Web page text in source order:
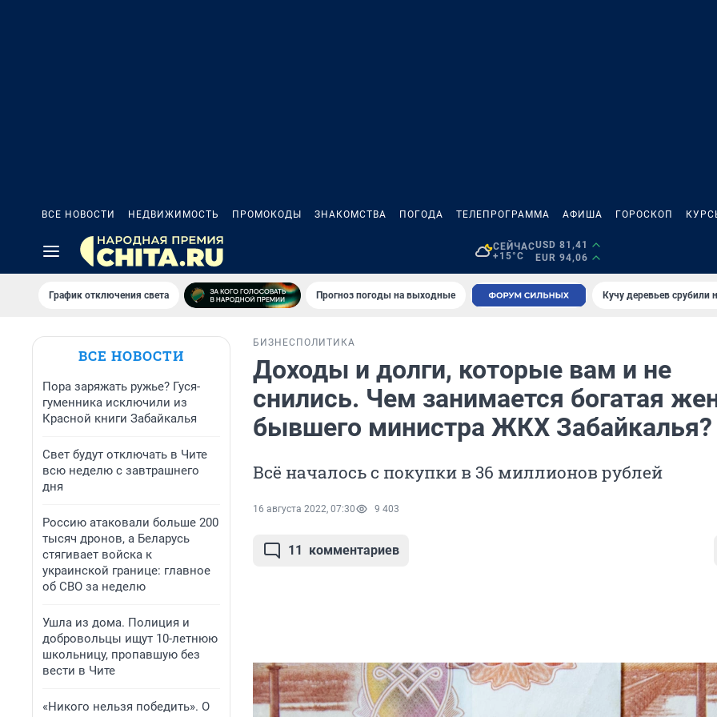
ВСЕ НОВОСТИ НЕДВИЖИМОСТЬ ПРОМОКОДЫ ЗНАКОМСТВА ПОГОДА ТЕЛЕПРОГРАММА АФИША ГОРОСКОП
СЕЙЧАС
+15°C
USD 81,41
EUR 94,06
График отключения света Прогноз погоды на выходные Кучу деревьев срубили
ВСЕ НОВОСТИ
Пора заряжать ружье? Гуся-
гуменника исключили из
Красной книги Забайкалья
Свет будут отключать в Чите
всю неделю с завтрашнего
дня
Россию атаковали больше 200
тысяч дронов, а Беларусь
стягивает войска к
украинской границе: главное
об СВО за неделю
Ушла из дома. Полиция и
добровольцы ищут 10-летнюю
школьницу, пропавшую без
вести в Чите
«Никого нельзя победить». О
БИЗНЕС ПОЛИТИКА
Доходы и долги, которые вам и не
снились. Чем занимается богатая
бывшего министра ЖКХ Забайкалья?
Всё началось с покупки в 36 миллионов рублей
16 августа 2022, 07:30 9 403
11 комментариев